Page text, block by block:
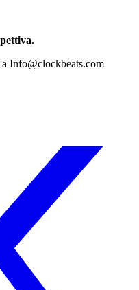
Info@clockbeats.com